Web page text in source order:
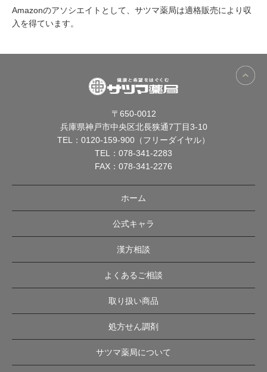
Amazonのアソシエイトとして、サツマ薬局は適格販売により収
入を得ています。
〒650-0012
兵庫県神戸市中央区北長狭通7丁目3-10
TEL： 0120-159-900（フリーダイヤル）
TEL： 078-341-2283
FAX：078-341-2276
ホーム
公式キャラ
漢方相談
よくあるご相談
取り扱い商品
処方せん調剤
サツマ薬局について